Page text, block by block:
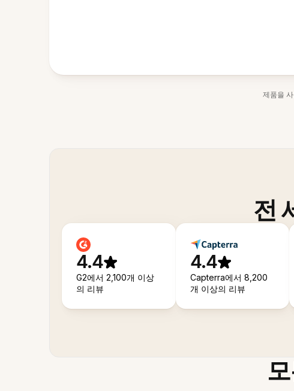
제품을
전
4.4
G2에서 2,100개 이상
의 리뷰
4.4
Capterra에서 8,200
개 이상의 리뷰